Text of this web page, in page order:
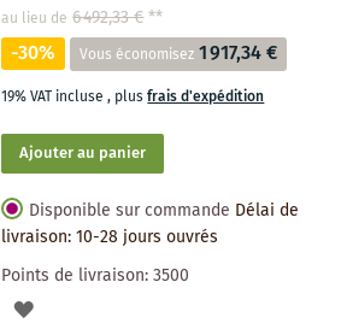
au lieu de 6 492,33 €**
-30% Vous économisez 1 917,34 €
19% VAT incluse, plusfrais d'expédition
Ajouter au panier
Disponible sur commande Délai de
livraison: 10-28 jours ouvrés
Points de livraison:3500
AJOUTER